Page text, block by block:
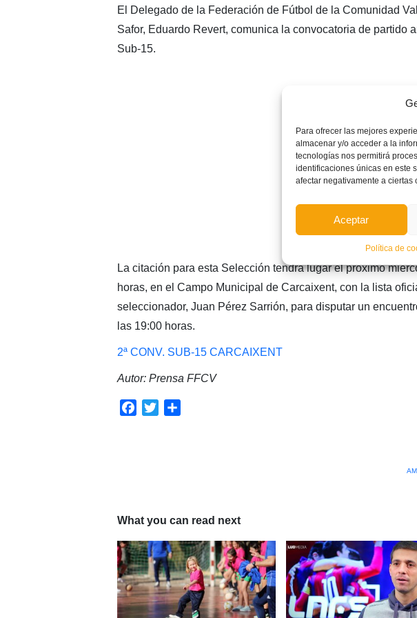
Para ofrecer las mejores
almacenar y/o acceder a la
tecnologías nos permitirá
identificaciones únicas en este
afectar negativamente a ciertas
Aceptar
Política de
El Delegado de la Federación de Fútbol de la Comunidad
Safor, Eduardo Revert, comunica la convocatoria de partido
Sub-15.
La citación para esta Selección tendrá lugar el próximo
horas, en el Campo Municipal de Carcaixent, con la lista
seleccionador, Juan Pérez Sarrión, para disputar un
las 19:00 horas.
2ª CONV. SUB-15 CARCAIXENT
Autor: Prensa FFCV
Facebook
Twitter
What you can read next